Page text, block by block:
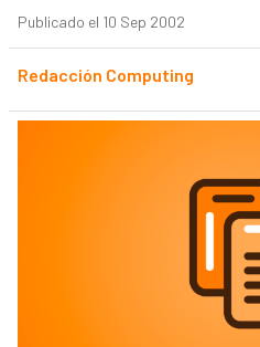
Publicado el 10 Sep 2002
Redacción Computing